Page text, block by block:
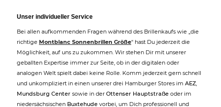
Unser individueller Service
Bei allen aufkommenden Fragen während des Brillenkaufs wie „die
richtige Montblanc Sonnenbrillen Größe“ hast Du jederzeit die
Möglichkeit, auf uns zu zukommen. Wir stehen Dir mit unserer
geballten Expertise immer zur Seite, ob in der digitalen oder
analogen Welt spielt dabei keine Rolle. Komm jederzeit gern schnell
und unkompliziert in einen unserer drei Hamburger Stores im AEZ,
Mundsburg Center sowie in der Ottenser Hauptstraße oder im
niedersächsischen Buxtehude vorbei, um Dich professionell und